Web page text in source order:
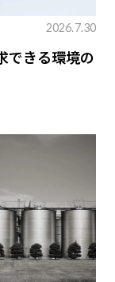
2026.7.30
できる環境の